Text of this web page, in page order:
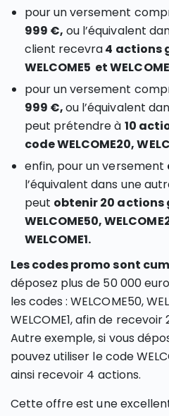
pour un versement
999 €, ou l’équivalent
client recevra4 actions
WELCOME5 et
pour un versement
999 €,ou l’équivalent
peut prétendre à 10
code WELCOME20,
enfin, pour un versement
l’équivalent dans une
peut obtenir 20 actions
WELCOME50,
WELCOME1.
Les codes promo sont
déposez plus de 50 000
les codes : WELCOME50,
WELCOME1, afin de
Autre exemple, si vous
pouvez utiliser le code
ainsi recevoir 4 actions.
Cette offre est une